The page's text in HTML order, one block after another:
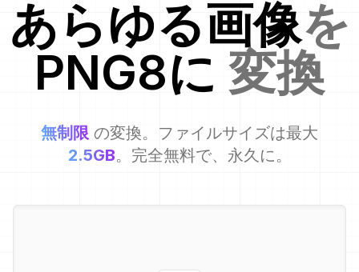
あらゆる画像を
PNG8に 変換
無制限 の変換。ファイルサイズは最大
2.5GB。完全無料で、永久に。